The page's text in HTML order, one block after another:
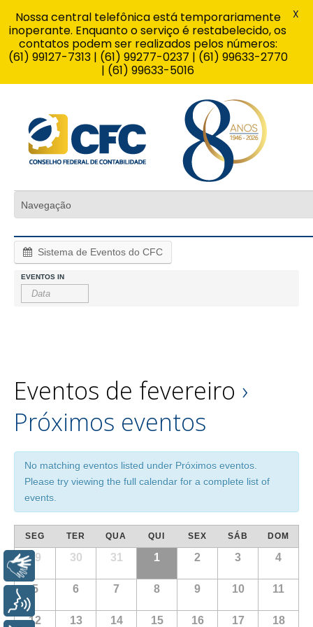
Sistema de Eventos do CFC
EVENTOS IN
Eventos de fevereiro ›
Próximos eventos
No matching eventos listed under Próximos eventos.
Please try viewing the full calendar for a complete list of
events.
SEG TER QUA QUI SEX SÁB DOM
29 30 31 1 2 3 4
5 6 7 8 9 10 11
12 13 14 15 16 17 18
Nossa central telefônica está temporariamente
inoperante. Enquanto o serviço é restabelecido, os
contatos podem ser realizados pelos números:
(61) 99127-7313 | (61) 99277-0237 | (61) 99633-2770
| (61) 99633-5016
X